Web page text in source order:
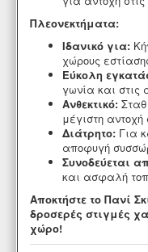
Πλεονεκτήματα:
Ιδανικό για:
χώρους
Εύκολη
γωνία και στις
Ανθεκτικό:
μέγιστη αντοχή
Διάτρητο: Για
αποφυγή
Συνοδεύεται
και ασφαλή
Αποκτήστε το Πανί
δροσερές στιγμές
χώρο!